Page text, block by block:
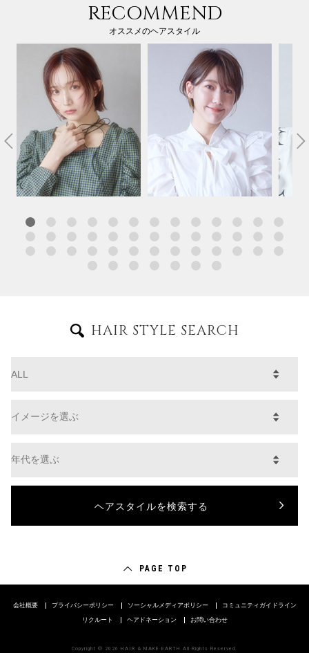
RECOMMEND
オススメのヘアスタイル
HAIR STYLE SEARCH
PAGE TOP
会社概要 プライバシーポリシー ソーシャルメディアポリシー コミュニティガイドライン
リクルート ヘアドネーション お問い合わせ
Copyright © 2026 HAIR & MAKE EARTH All Rights Reserved.